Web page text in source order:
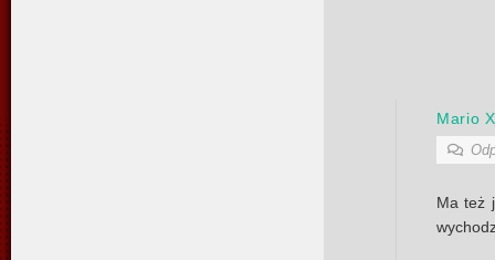
Mario
Ma też